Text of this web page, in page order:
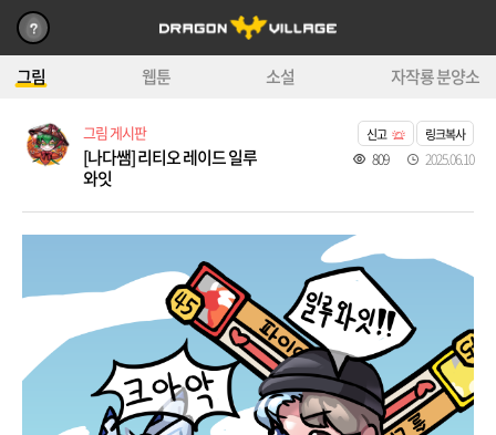
그림 웹툰 소설 자작룡 분양소
그림 게시판
[나다쌤] 리티오 레이드 일루
와잇
신고 링크복사
809 2025.06.10